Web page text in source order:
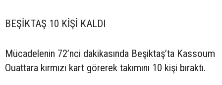
BEŞİKTAŞ 10 KİŞİ KALDI
Mücadelenin 72’nci dakikasında Beşiktaş’ta Kassoum
Ouattara kırmızı kart görerek takımını 10 kişi bıraktı.